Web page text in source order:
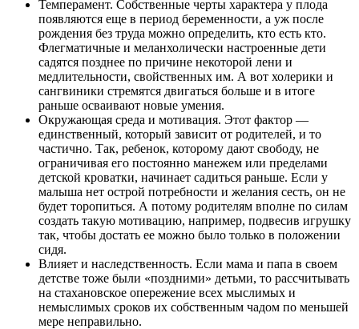
Темперамент. Собственные черты характера у плода
появляются еще в период беременности, а уж после
рождения без труда можно определить, кто есть кто.
Флегматичные и меланхолически настроенные дети
садятся позднее по причине некоторой лени и
медлительности, свойственных им. А вот холерики и
сангвиники стремятся двигаться больше и в итоге
раньше осваивают новые умения.
Окружающая среда и мотивация. Этот фактор —
единственный, который зависит от родителей, и то
частично. Так, ребенок, которому дают свободу, не
ограничивая его постоянно манежем или пределами
детской кроватки, начинает садиться раньше. Если у
малыша нет острой потребности и желания сесть, он не
будет торопиться. А потому родителям вполне по силам
создать такую мотивацию, например, подвесив игрушку
так, чтобы достать ее можно было только в положении
сидя.
Влияет и наследственность. Если мама и папа в своем
детстве тоже были «поздними» детьми, то рассчитывать
на стахановское опережение всех мыслимых и
немыслимых сроков их собственным чадом по меньшей
мере неправильно.